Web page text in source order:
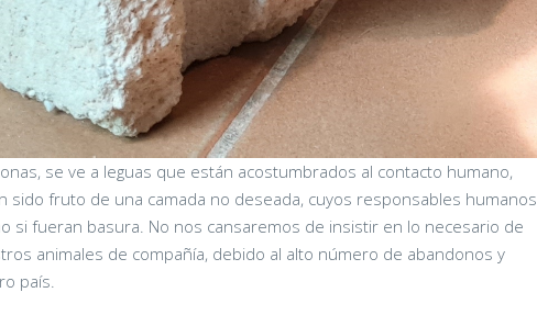
se ve a leguas que están acostumbrados al contacto humano,
sido fruto de una camada no deseada, cuyos responsables humanos
si fueran basura. No nos cansaremos de insistir en lo necesario de
animales de compañía, debido al alto número de abandonos y
país.